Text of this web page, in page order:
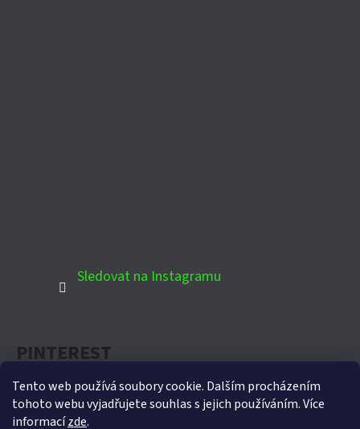
Tento web používá soubory cookie. Dalším procházením
tohoto webu vyjadřujete souhlas s jejich používáním. Více
informacízde.
Sledovat na Instagramu
PINTEREST